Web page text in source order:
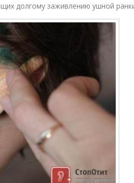
долгому заживлению ушной